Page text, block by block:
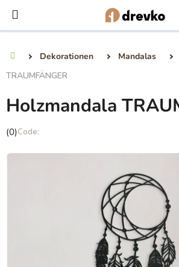
Inhalt
springen
Dekorationen Mandalas
TRAUMFÄNGER
Holzmandala
Die
Produktbewertung
(0)